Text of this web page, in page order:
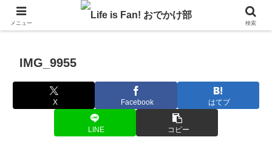
自作キャンピングカーで1年の3分の1を北海道でのんびりバンライフ♪
IMG_9955
X Facebook はてブ
LINE コピー
メニュー 検索